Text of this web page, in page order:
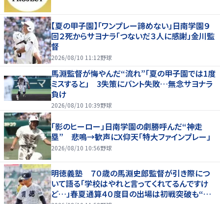
【夏の甲子園】「ワンプレー諦めない」日南学園９
回２死からサヨナラ「つないだ３人に感謝」金川監
督
2026/08/10 11:12野球
馬淵監督が悔やんだ“流れ”「夏の甲子園では1度
ミスすると」 3失策にバント失敗…無念サヨナラ
負け
2026/08/10 10:39野球
「影のヒーロー」日南学園の劇勝呼んだ“神走
塁” 悲鳴→歓声にX仰天「特大ファインプレー」
2026/08/10 10:56野球
明徳義塾 ７０歳の馬淵史郎監督が引き際につ
いて語る「学校はやれと言ってくれてるんですけ
ど…」春夏通算４０度目の出場は初戦突破も“馬